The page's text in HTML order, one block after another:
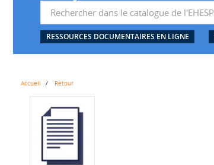
RESSOURCES DOCUMENTAIRES EN LIGNE
Accueil Retour